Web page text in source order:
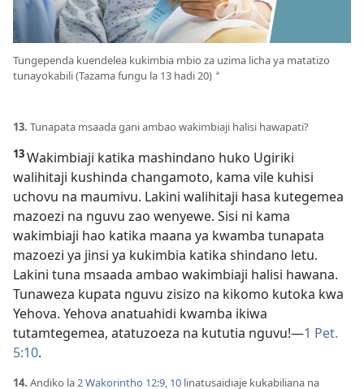
Tungependa kuendelea kukimbia mbio za uzima licha ya matatizo
tunayokabili (Tazama fungu la 13 hadi 20) *
13. Tunapata msaada gani ambao wakimbiaji halisi hawapati?
13Wakimbiaji katika mashindano huko Ugiriki
walihitaji kushinda changamoto, kama vile kuhisi
uchovu na maumivu. Lakini walihitaji hasa kutegemea
mazoezi na nguvu zao wenyewe. Sisi ni kama
wakimbiaji hao katika maana ya kwamba tunapata
mazoezi ya jinsi ya kukimbia katika shindano letu.
Lakini tuna msaada ambao wakimbiaji halisi hawana.
Tunaweza kupata nguvu zisizo na kikomo kutoka kwa
Yehova. Yehova anatuahidi kwamba ikiwa
tutamtegemea, atatuzoeza na kututia nguvu!—1 Pet.
5:10.
14. Andiko la2 Wakorintho 12:9, 10 linatusaidiaje kukabiliana na